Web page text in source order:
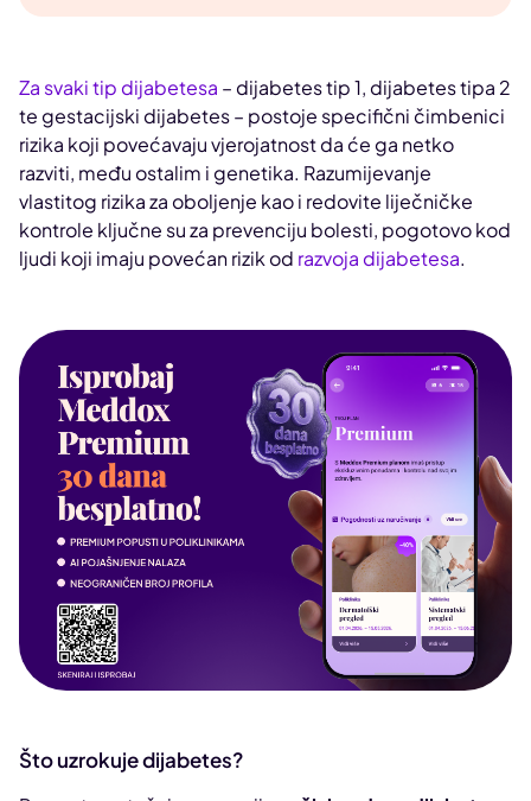
Za svaki tip dijabetesa – dijabetes tip 1, dijabetes tipa 2
te gestacijski dijabetes – postoje specifični čimbenici
rizika koji povećavaju vjerojatnost da će ga netko
razviti, među ostalim i genetika. Razumijevanje
vlastitog rizika za oboljenje kao i redovite liječničke
kontrole ključne su za prevenciju bolesti, pogotovo kod
ljudi koji imaju povećan rizik od razvoja dijabetesa.
Što uzrokuje dijabetes?